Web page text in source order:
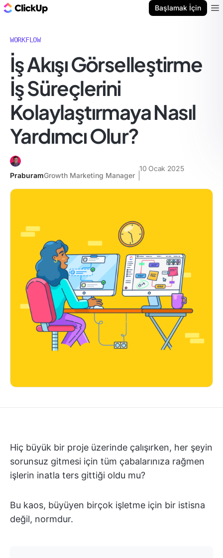
Başlamak İçin
WORKFLOW
İş Akışı Görselleştirme
İş Süreçlerini
Kolaylaştırmaya Nasıl
Yardımcı Olur?
PraburamGrowth Marketing Manager
10 Ocak 2025
Hiç büyük bir proje üzerinde çalışırken, her şeyin
sorunsuz gitmesi için tüm çabalarınıza rağmen
işlerin inatla ters gittiği oldu mu?
Bu kaos, büyüyen birçok işletme için bir istisna
değil, normdur.